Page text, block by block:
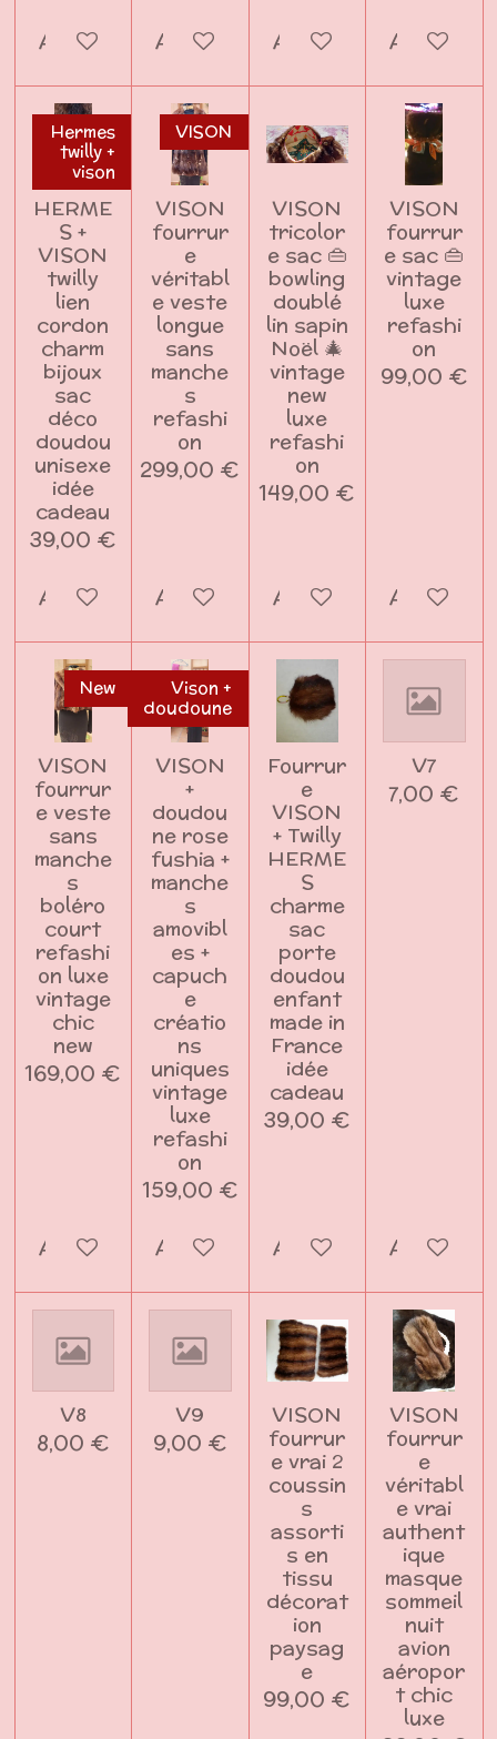
Ajouter au panierAjouter au panierAjouter au panier
Ajouter
Hermes
twilly +
vison
HERME
S +
VISON
twilly
lien
cordon
charm
bijoux
sac
déco
doudou
unisexe
idée
cadeau
39,00 €
Ajouter au panier
VISON
VISON
fourrur
e
véritabl
e veste
longue
sans
manche
s
refashi
on
299,00 €
Ajouter au panier
VISON
tricolor
e sac 👜
bowling
doublé
lin sapin
Noël 🎄
vintage
new
luxe
refashi
on
149,00 €
Ajouter au panier
VISON
fourrur
e sac 👜
vintage
luxe
refashi
on
99,00 €
Ajouter
New
VISON
fourrur
e veste
sans
manche
s
boléro
court
refashi
on luxe
vintage
chic
new
169,00 €
Ajouter au panier
Vison +
doudoune
VISON
+
doudou
ne rose
fushia +
manche
s
amovibl
es +
capuch
e
créatio
ns
uniques
vintage
luxe
refashi
on
159,00 €
Ajouter au panier
Fourrur
e
VISON
+ Twilly
HERME
S
charme
sac
porte
doudou
enfant
made in
France
idée
cadeau
39,00 €
Ajouter au panier
V7
7,00 €
Ajouter
V8
8,00 €
V9
9,00 €
VISON
fourrur
e vrai 2
coussin
s
assorti
s en
tissu
décorat
ion
paysag
e
99,00 €
VISON
fourrur
e
véritabl
e vrai
authent
ique
masque
sommeil
nuit
avion
aéropor
t chic
luxe